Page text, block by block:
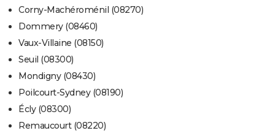
Corny-Machéroménil (08270)
Dommery (08460)
Vaux-Villaine (08150)
Seuil (08300)
Mondigny (08430)
Poilcourt-Sydney (08190)
Écly (08300)
Remaucourt (08220)